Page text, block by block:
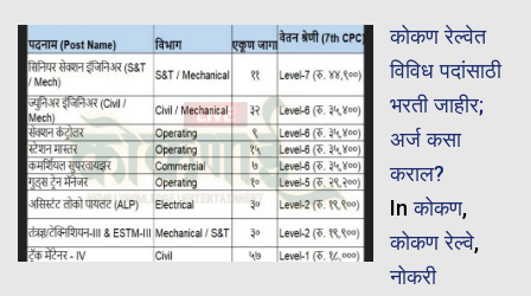
कोकण रेल्वेत
विविध पदांसाठी
भरती जाहीर;
अर्ज कसा
कराल?
Inकोकण,
कोकण रेल्वे,
नोकरी